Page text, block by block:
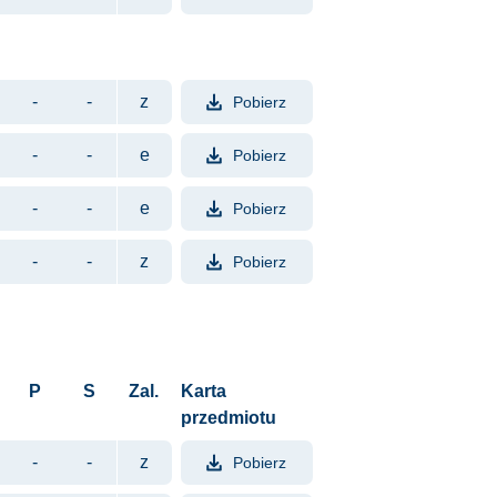
- - z Pobierz
Format pliku: PDF. Rozmiar
- - e Pobierz
Format pliku: PDF. Rozmiar
- - e Pobierz
Format pliku: PDF. Rozmiar
- - z Pobierz
Format pliku: PDF. Rozmiar
P S Zal.
Karta
przedmiotu
- - z Pobierz
Format pliku: PDF. Rozmiar